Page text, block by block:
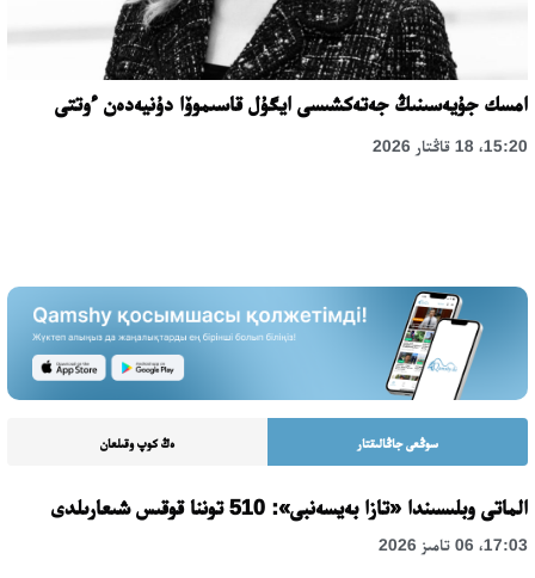
امسك جۇيەسىنىڭ جەتەكشىسى ايگۇل قاسىموۆا دۇنيەدەن ءوتتى
15:20، 18 قاڭتار 2026
سوڭعى جاڭالىقتار ەڭ كوپ وقىلعان
الماتى وبلىسىندا «تازا بەيسەنبى»: 510 توننا قوقىس شىعارىلدى
17:03، 06 تامىز 2026